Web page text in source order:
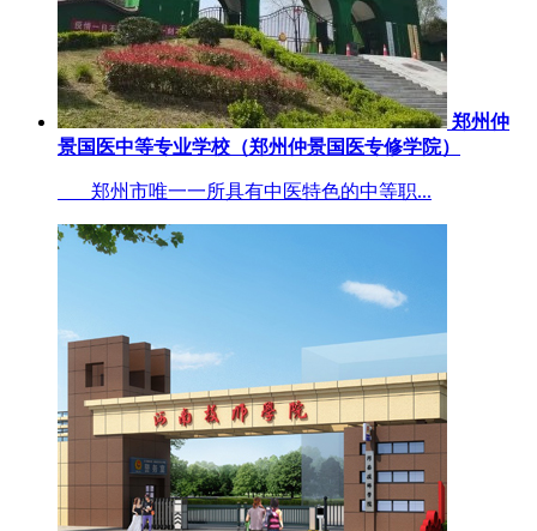
郑州仲
景国医中等专业学校（郑州仲景国医专修学院）
郑州市唯一一所具有中医特色的中等职...